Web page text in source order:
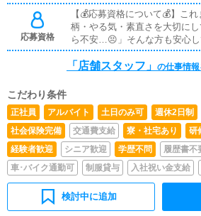
――――――――実際の雰囲気を
替えも歓迎です🌈
――――💻✨営業サイト更
――簡単な入力・更新が中心
本操作からゆっくり覚え
―――🌱役職スタッフから
―――📊✨利益の管理✨数字の
にレクチャー😊未経験でも問
の管理✨チームで協力しながら
上下関係が厳しすぎない雰囲
「こんなイベントどうかな？
見が形になるやりがいある仕事
将来につながる大きなチャレン
ピッタリです
🔰――――――――――――最初か
🙆‍♂️できる事から少しずつ覚え
しっかりフォロー😊安心して
ベートが充実してこそ、仕事
います😊無理をして働くので
持ちよく仕事ができる環境を
フのバランスを取りながら長
未経験の方も安心して続けてい
応募資格
【💰応募資格について💰】こ
柄・やる気・素直さを大切に
ら不安…😣」そんな方も安心し
員・アルバイト希望の方👔年
（※高校生不可）となります
迎📚✨勤務時間や出勤日の相
トと両立しながら無理なく働け
の方✨🚗年齢制限はありません
す🌈
「店舗スタッフ」 の仕事情
こだわり条件
正社員 アルバイト 土日のみ可 週休2日制
社会保険完備
交通費支給 寮・社宅あり 研
経験者歓迎
シニア歓迎 学歴不問 履歴書不
車･バイク通勤可
制服貸与 入社祝い金支給
検討中に追加